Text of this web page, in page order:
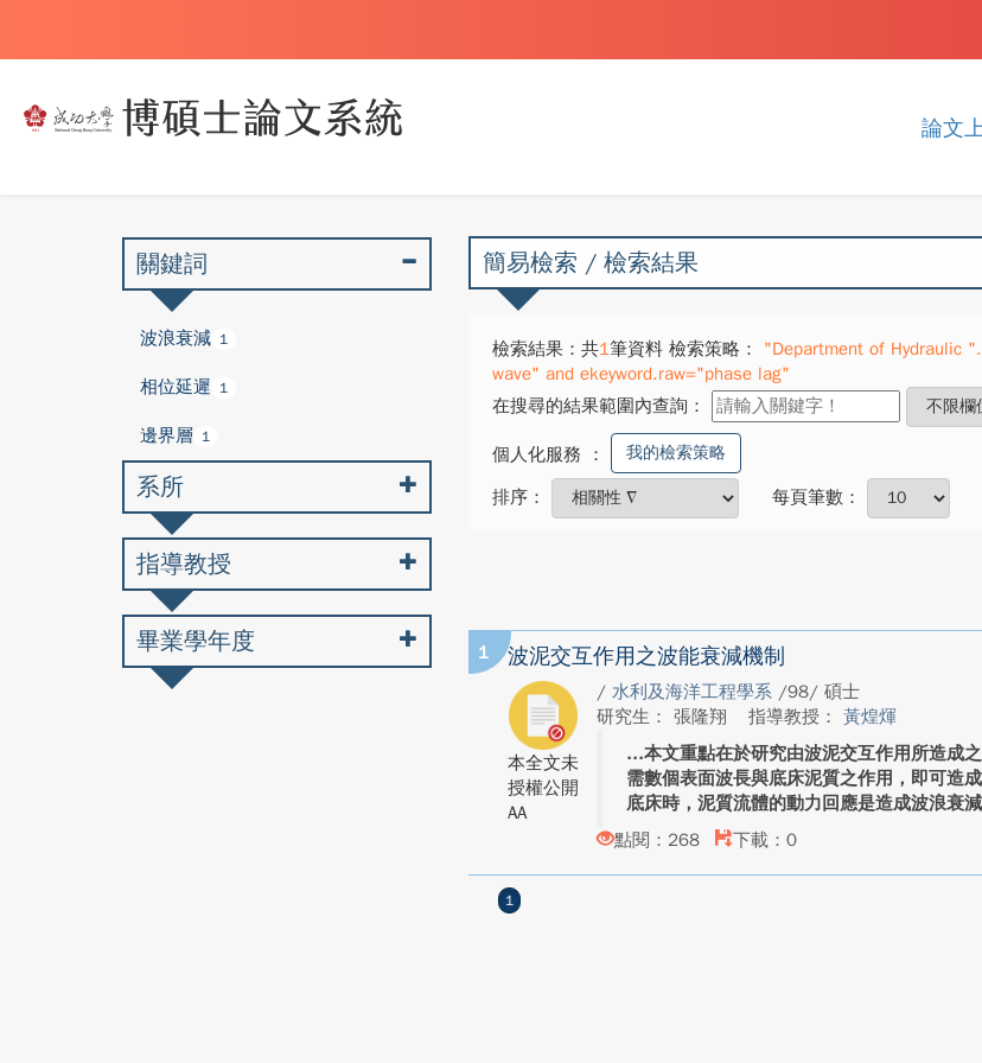
論文
簡易檢索 / 檢索結果
檢索結果：共1筆資料 檢索策略：
"Department of Hydraulic
wave" and ekeyword.raw="phase lag"
在搜尋的結果範圍內查詢：
個人化服務 ： 我的檢索策略
排序： 每頁筆數：
1 波泥交互作用之波能衰減機制
本全文未
授權公開
AA
/ 水利及海洋工程學系 /98/ 碩士
研究生： 張隆翔
指導教授： 黃煌煇
本文重點在於研究由波泥交互作用所造成
需數個表面波長與底床泥質之作用，即可造
底床時，泥質流體的動力回應是造成波浪衰
點閱：268
下載：0
1
關鍵詞
波浪衰減 1
相位延遲 1
邊界層 1
系所
指導教授
畢業學年度